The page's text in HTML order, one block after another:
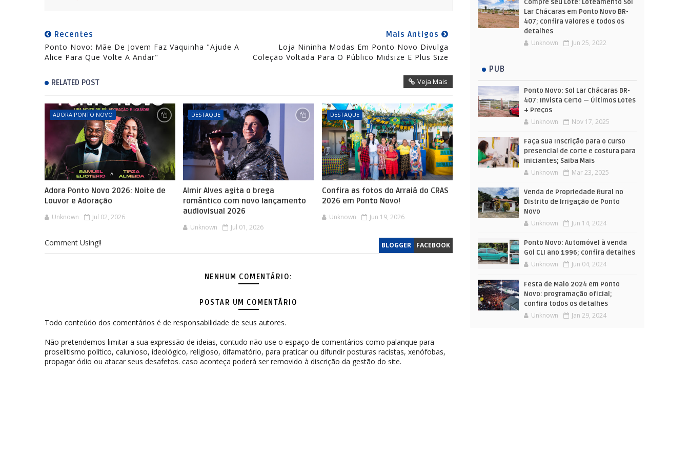
Recentes
Ponto Novo: Mãe De Jovem Faz Vaquinha "ajude A
Alice Para Que Volte A Andar"
Mais Antigos
Loja Nininha Modas Em Ponto Novo Divulga
Coleção Voltada Para O Público Midsize E Plus Size
RELATED POST Veja Mais
ADORA PONTO NOVO
Adora Ponto Novo 2026: Noite de
Louvor e Adoração
Unknown Jul 02, 2026
DESTAQUE
Almir Alves agita o brega
romântico com novo lançamento
audiovisual 2026
Unknown Jul 01, 2026
DESTAQUE
Confira as fotos do Arraiá do CRAS
2026 em Ponto Novo!
Unknown Jun 19, 2026
BLOGGER FACEBOOK
Comment Using!!
NENHUM COMENTÁRIO:
POSTAR UM COMENTÁRIO
Todo conteúdo dos comentários é de responsabilidade de seus autores.
Não pretendemos limitar a sua expressão de ideias, contudo não use o espaço de comentários como palanque para
proselitismo político, calunioso, ideológico, religioso, difamatório, para praticar ou difundir posturas racistas, xenófobas,
propagar ódio ou atacar seus desafetos. caso aconteça poderá ser removido à discrição da gestão do site.
Compre seu Lote: Loteamento Sol
Lar Chácaras em Ponto Novo BR-
407; confira valores e todos os
detalhes
Unknown Jun 25, 2022
PUB
Ponto Novo: Sol Lar Chácaras BR-
407: Invista Certo — Últimos Lotes
+ Preços
Unknown Nov 17, 2025
Faça sua Inscrição para o curso
presencial de corte e costura para
iniciantes; Saiba Mais
Unknown Mar 23, 2025
Venda de Propriedade Rural no
Distrito de Irrigação de Ponto
Novo
Unknown Jun 14, 2024
Ponto Novo: Automóvel à venda
Gol CLI ano 1996; confira detalhes
Unknown Jun 04, 2024
Festa de Maio 2024 em Ponto
Novo: programação oficial;
confira todos os detalhes
Unknown Jan 29, 2024